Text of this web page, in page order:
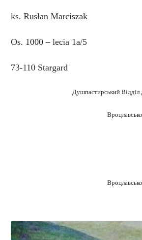
ks. Rusłan Marciszak
Os. 1000 – lecia 1a/5
73-110 Stargard
Душпастирський Відділ